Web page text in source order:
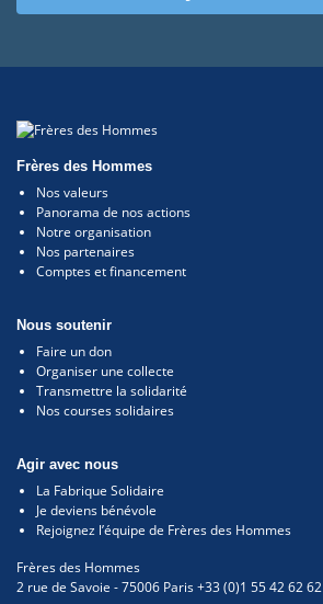
Frères des Hommes
Nos valeurs
Panorama de nos actions
Notre organisation
Nos partenaires
Comptes et financement
Nous soutenir
Faire un don
Organiser une collecte
Transmettre la solidarité
Nos courses solidaires
Agir avec nous
La Fabrique Solidaire
Je deviens bénévole
Rejoignez l’équipe de Frères des Hommes
Frères des Hommes
2 rue de Savoie -75006 Paris+33 (0)1 55 42 62 62